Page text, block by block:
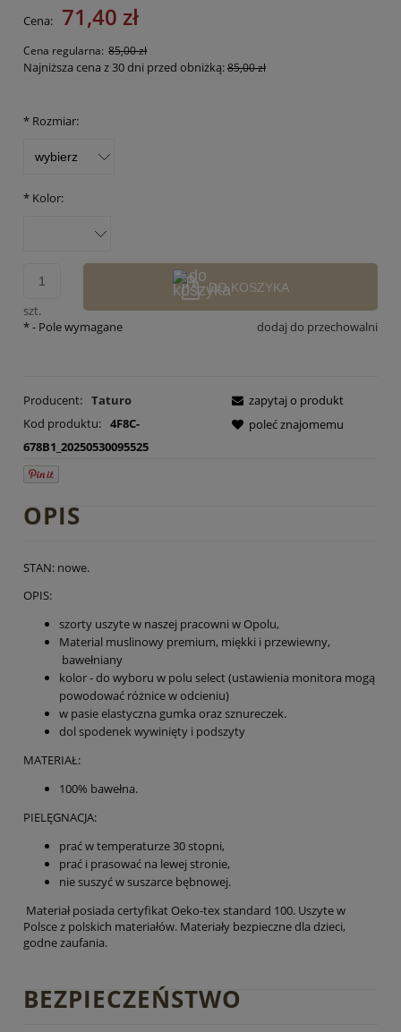
Cena: 71,40 zł
Cena regularna: 85,00 zł
Najniższa cena z 30 dni przed obniżką:85,00 zł
* Rozmiar:
* Kolor:
szt.
DO KOSZYKA
dodaj do przechowalni
*- Pole wymagane
Producent: Taturo
Kod produktu: 4F8C-
678B1_20250530095525
zapytaj o produkt
poleć znajomemu
OPIS
STAN: nowe.
OPIS:
szorty uszyte w naszej pracowni w Opolu,
Material muslinowy premium, miękki i przewiewny,
bawełniany
kolor - do wyboru w polu select (ustawienia monitora mogą
powodować różnice w odcieniu)
w pasie elastyczna gumka oraz sznureczek.
dol spodenek wywinięty i podszyty
MATERIAŁ:
100% bawełna.
PIELĘGNACJA:
prać w temperaturze 30 stopni,
prać i prasować na lewej stronie,
nie suszyć w suszarce bębnowej.
Materiał posiada certyfikat Oeko-tex standard 100. Uszyte w
Polsce z polskich materiałów. Materiały bezpieczne dla dzieci,
godne zaufania.
BEZPIECZEŃSTWO